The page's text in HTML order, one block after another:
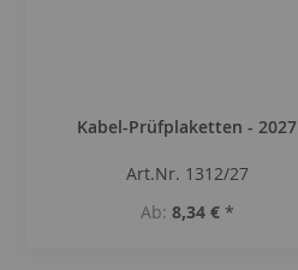
Kabel-Prüfplaketten - 2027
Art.Nr. 1312/27
Ab 8,34 € *